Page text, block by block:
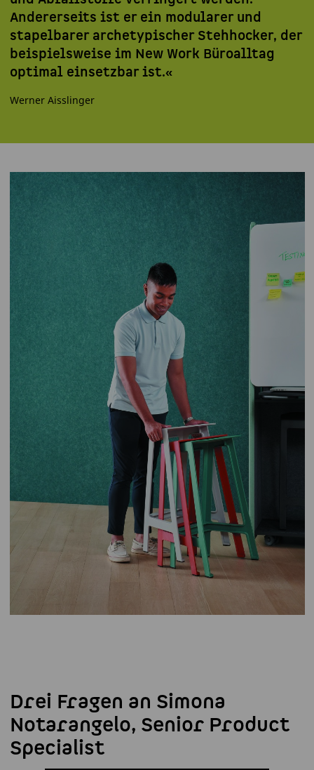
Andererseits ist er ein modularer und
stapelbarer archetypischer Stehhocker, der
beispielsweise im New Work Büroalltag
optimal einsetzbar ist.«
Werner Aisslinger
Drei Fragen an Simona
Notarangelo, Senior Product
Specialist